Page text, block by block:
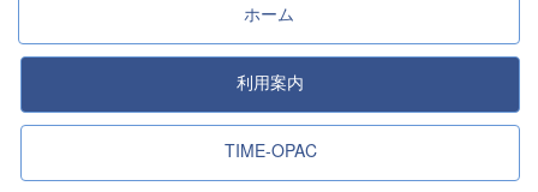
ホーム
利用案内
TIME-OPAC